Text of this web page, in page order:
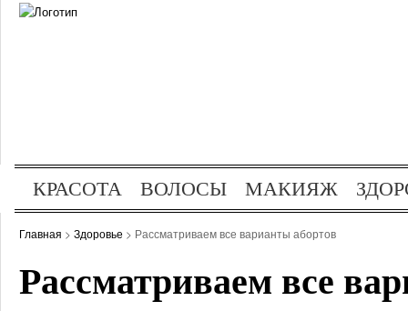
КРАСОТА ВОЛОСЫ МАКИЯЖ
Главная > Здоровье > Рассматриваем все варианты абортов
Рассматриваем все